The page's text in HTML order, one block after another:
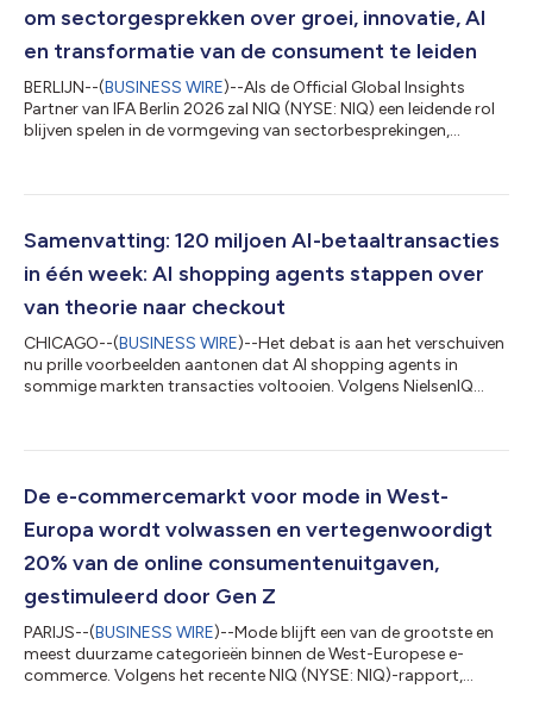
om sectorgesprekken over groei, innovatie, AI
en transformatie van de consument te leiden
BERLIJN--(BUSINESS WIRE)--Als de Official Global Insights
Partner van IFA Berlin 2026 zal NIQ (NYSE: NIQ) een leidende rol
blijven spelen in de vormgeving van sectorbesprekingen,
groei, innovatie en consumentengedrag hervormen. Aan de
exclusieve marktinformatie en strategische klantengagementen
(waaronder deelname aan de IF...
Samenvatting: 120 miljoen AI-betaaltransacties
in één week: AI shopping agents stappen over
van theorie naar checkout
CHICAGO--(BUSINESS WIRE)--Het debat is aan het verschuiven
nu prille voorbeelden aantonen dat AI shopping agents in
sommige markten transacties voltooien. Volgens NielsenIQ
Commerce Revolution: Where East Meets West op agentic
dagelijkse infrastructuur. Volgens Ant Group verwerkte Alipay AI
De e-commercemarkt voor mode in West-
Europa wordt volwassen en vertegenwoordigt
20% van de online consumentenuitgaven,
gestimuleerd door Gen Z
PARIJS--(BUSINESS WIRE)--Mode blijft een van de grootste en
meest duurzame categorieën binnen de West-Europese e-
commerce. Volgens het recente NIQ (NYSE: NIQ)-rapport,